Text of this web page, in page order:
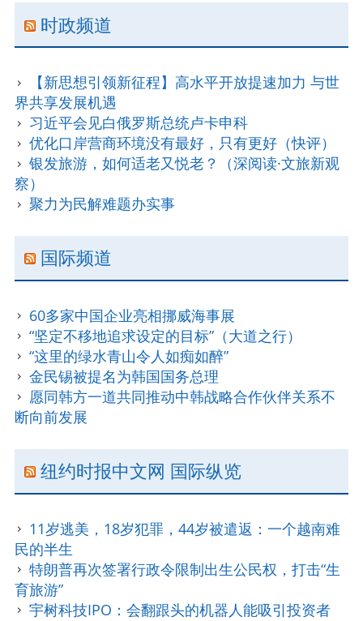
Lesson5:奥运会与兴奋剂
Lesson6:道德还是自由？美国堕胎合法化之争
Lesson7:美国金牌主播因“说谎门”而“下课”
Lesson8:中国开放“二胎政策”
Contact
SUBSIDIARY
SIDEBAR
时政频道
【新思想引领新征程】高水平开放提速加力 与世
界共享发展机遇
习近平会见白俄罗斯总统卢卡申科
优化口岸营商环境没有最好，只有更好（快评）
银发旅游，如何适老又悦老？（深阅读·文旅新观
察）
聚力为民解难题办实事
国际频道
60多家中国企业亮相挪威海事展
“坚定不移地追求设定的目标”（大道之行）
“这里的绿水青山令人如痴如醉”
金民锡被提名为韩国国务总理
愿同韩方一道共同推动中韩战略合作伙伴关系不
断向前发展
纽约时报中文网 国际纵览
11岁逃美，18岁犯罪，44岁被遣返：一个越南难
民的半生
特朗普再次签署行政令限制出生公民权，打击“生
育旅游”
宇树科技IPO：会翻跟头的机器人能吸引投资者